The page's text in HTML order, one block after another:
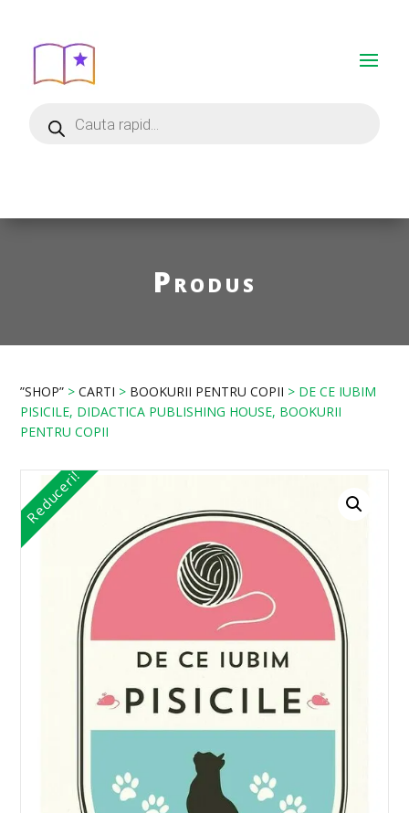
Produs
”SHOP” >CARTI > BOOKURII PENTRU COPII > DE CE IUBIM
PISICILE, DIDACTICA PUBLISHING HOUSE, BOOKURII
PENTRU COPII
Reduceri!